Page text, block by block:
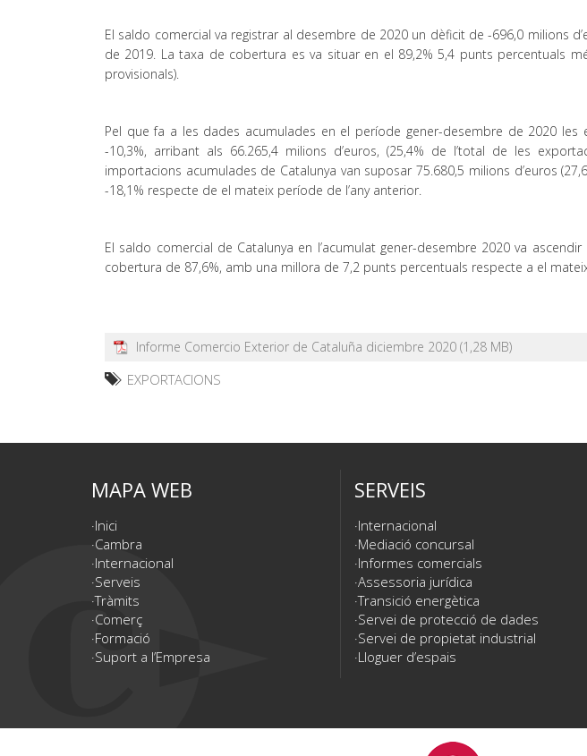
El saldo comercial va registrar al desembre de 2020 un dèficit de -696,0 milions
de 2019. La taxa de cobertura es va situar en el 89,2% 5,4 punts percentuals
provisionals).
Pel que fa a les dades acumulades en el període gener-desembre de 2020 les
-10,3%, arribant als 66.265,4 milions d’euros, (25,4% de l’total de les
importacions acumulades de Catalunya van suposar 75.680,5 milions d’euros
-18,1% respecte de el mateix període de l’any anterior.
El saldo comercial de Catalunya en l’acumulat gener-desembre 2020 va
cobertura de 87,6%, amb una millora de 7,2 punts percentuals respecte a el
Informe Comercio Exterior de Cataluña diciembre 2020
EXPORTACIONS
MAPA WEB
Inici
Cambra
Internacional
Serveis
Tràmits
Comerç
Formació
Suport a l’Empresa
SERVEIS
Internacional
Mediació concursal
Informes comercials
Assessoria jurídica
Transició energètica
Servei de protecció de dades
Servei de propietat industrial
Lloguer d’espais